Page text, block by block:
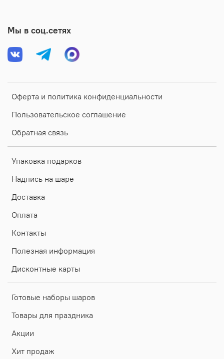
Оферта и политика конфиденциальности
Пользовательское соглашение
Обратная связь
Упаковка подарков
Надпись на шаре
Доставка
Оплата
Контакты
Полезная информация
Дисконтные карты
Готовые наборы шаров
Товары для праздника
Акции
Хит продаж
Мы в соц.сетях